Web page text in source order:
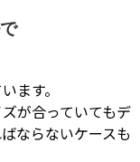
ます。
が合っていてもデ
ならないケースも